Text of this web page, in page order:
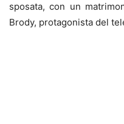
sposata, con un
Brody, protagonista del